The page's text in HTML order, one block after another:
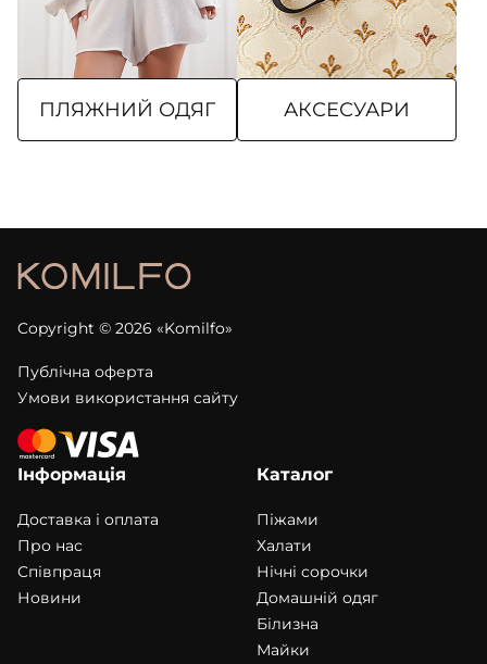
ПЛЯЖНИЙ ОДЯГ АКСЕСУАРИ
Copyright © 2026 «Komilfo»
Публічна оферта
Умови використання сайту
Інформація
Доставка і оплата
Про нас
Співпраця
Новини
Каталог
Піжами
Халати
Нічні сорочки
Домашній одяг
Білизна
Майки